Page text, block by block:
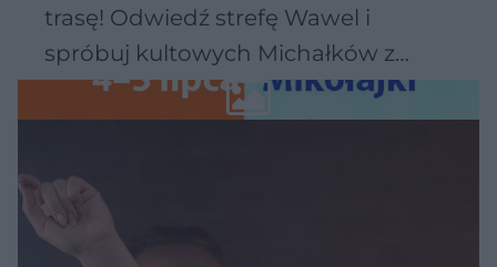
trasę! Odwiedź strefę Wawel i
spróbuj kultowych Michałków z
Wawelu